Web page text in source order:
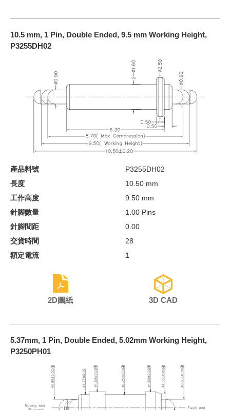
10.5 mm, 1 Pin, Double Ended, 9.5 mm Working Height,
P3255DH02
產品料號
P3255DH02
長度
10.50 mm
工作高度
9.50 mm
針腳數量
1.00 Pins
針腳間距
0.00
交貨時間
28
額定電流
1
2D圖紙 3D CAD
5.37mm, 1 Pin, Double Ended, 5.02mm Working Height,
P3250PH01